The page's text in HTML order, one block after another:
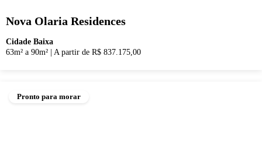
Nova Olaria Residences
Cidade Baixa
63m² a 90m²
A partir de R$ 837.175,00
Pronto para morar